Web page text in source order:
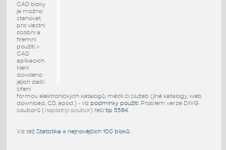
CAD bloky
je možno
stahovat
pro vlastní
osobní a
firemní
použití v
CAD
aplikacích.
Není
dovoleno
jejich další
šíření
formou elektronických katalogů, médií či služeb (jiné katalogy, web
download, CD, apod.) - viz podmínky použití. Problém verze DWG
souborů (neplatný soubor) řešítip 5584.
Viz též Statistika a nejnovějších 100 bloků.